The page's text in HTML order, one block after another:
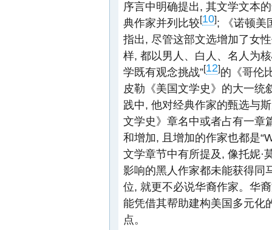
序言中明确提出, 其文学文本
典作家并列比较[10]; 《诺顿美
指出, 尽管这部文选增加了女
样, 都以男人、白人、名人为核
学既有观念挑战”[12]的《哥伦
皮勒《美国文学史》的大一统
践中, 他对经典作家的甄选与
文学史》章名中或者占有一章
和增加, 且增加的作家也都是
文学章节中有所提及, 像托妮·
影响的黑人作家都未能获得同
位, 就更不必说华裔作家。华
能凭借其帮助建构美国多元化
点。